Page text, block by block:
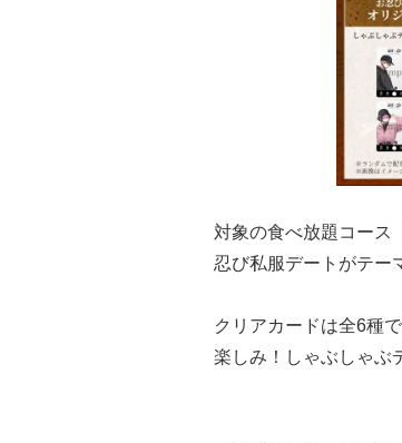
対象の食べ放題コース
忍び私服デートがテー
クリアカードは全6種
楽しみ！しゃぶしゃぶ